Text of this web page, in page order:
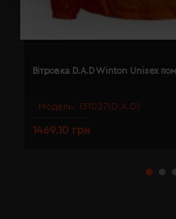
Модель: 131027(D.A.D)
Вітровка D.A.D Winton Unisex
1469.10 грн